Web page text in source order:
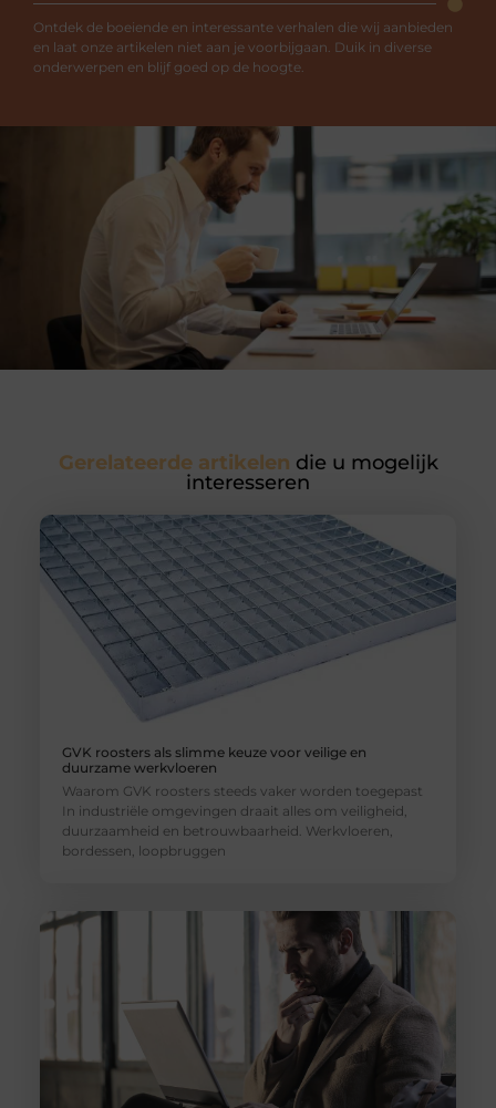
Ontdek de boeiende en interessante verhalen die wij aanbieden
en laat onze artikelen niet aan je voorbijgaan. Duik in diverse
onderwerpen en blijf goed op de hoogte.
Gerelateerde artikelen die u mogelijk
interesseren
GVK roosters als slimme keuze voor veilige en
duurzame werkvloeren
Waarom GVK roosters steeds vaker worden toegepast
In industriële omgevingen draait alles om veiligheid,
duurzaamheid en betrouwbaarheid. Werkvloeren,
bordessen, loopbruggen